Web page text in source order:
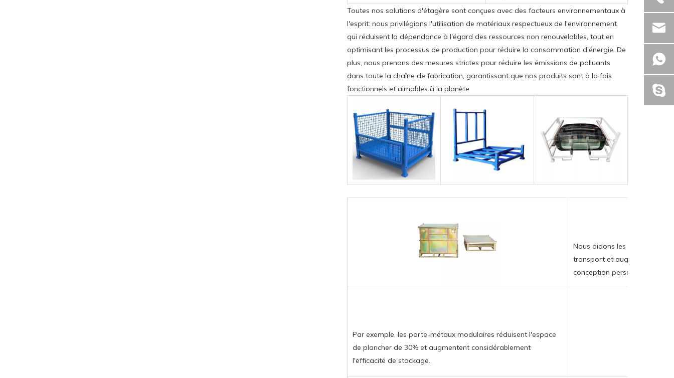
Toutes nos solutions d'étagère sont conçues avec des facteurs environnementaux à
l'esprit: nous privilégions l'utilisation de matériaux respectueux de l'environnement
qui réduisent la dépendance à l'égard des ressources non renouvelables, tout en
optimisant les processus de production pour réduire la consommation d'énergie. De
plus, nous prenons des mesures strictes pour réduire les émissions de polluants
dans toute la chaîne de fabrication, garantissant que nos produits sont à la fois
fonctionnels et aimables à la planète
Nous aidons les clients à
transport et augmentaient
conception personnalisée,
Par exemple, les porte-métaux modulaires réduisent l'espace
de plancher de 30% et augmentent considérablement
l'efficacité de stockage.